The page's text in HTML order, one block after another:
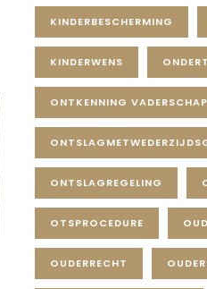
KINDERBESCHERMING
KINDERWENS
ONTKENNING VADERSCHAP
ONTSLAGREGELING
OTSPROCEDURE
OUDERRECHT